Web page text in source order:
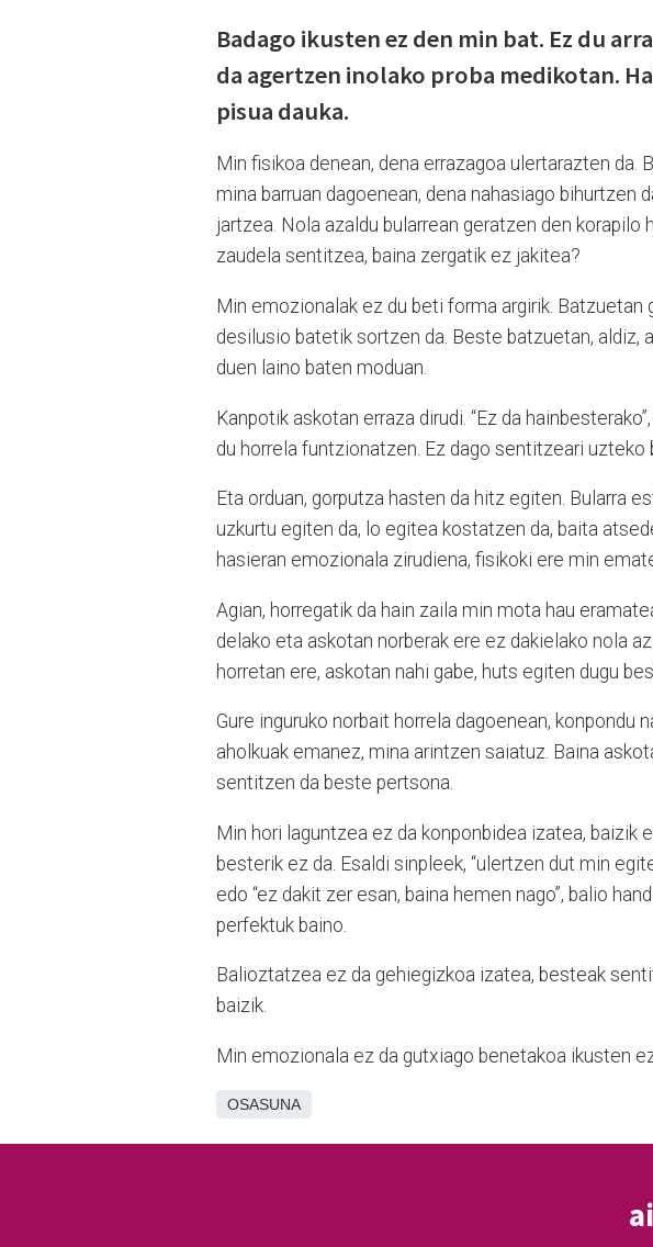
Badago ikusten ez den min bat. Ez du
da agertzen inolako proba medikotan.
pisua dauka.
Min fisikoa denean, dena errazagoa ulertarazten da.
mina barruan dagoenean, dena nahasiago bihurtzen
jartzea. Nola azaldu bularrean geratzen den korapilo
zaudela sentitzea, baina zergatik ez jakitea?
Min emozionalak ez du beti forma argirik.
desilusio batetik sortzen da. Beste batzuetan, aldiz,
duen laino baten moduan.
Kanpotik askotan erraza dirudi. “Ez da
du horrela funtzionatzen. Ez dago sentitzeari uzteko
Eta orduan, gorputza hasten da hitz egiten. Bularra
uzkurtu egiten da, lo egitea kostatzen da, baita
hasieran emozionala zirudiena, fisikoki ere min
Agian, horregatik da hain zaila min mota hau
delako eta askotan norberak ere ez dakielako nola
horretan ere, askotan nahi gabe, huts egiten dugu
Gure inguruko norbait horrela dagoenean, konpondu
aholkuak emanez, mina arintzen saiatuz. Baina
sentitzen da beste pertsona.
Min hori laguntzea ez da konponbidea izatea,
besterik ez da. Esaldi sinpleek, “ulertzen dut min
edo “ez dakit zer esan, baina hemen nago”, balio
perfektuk baino.
Balioztatzea ez da gehiegizkoa izatea, besteak
baizik.
Min emozionala ez da gutxiago benetakoa ikusten
OSASUNA